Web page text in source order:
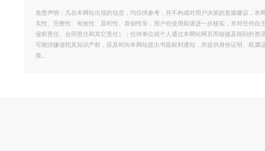
免责声明：凡在本网站出现的信息，均仅供参考，并不构成对用户决策的直接建议，
实性、完整性、有效性、及时性、原创性等，用户在使用前请进一步核实，并对任何
侵权责任、合同责任和其它责任）；任何单位或个人通过本网站网页而链接及得到的
可能涉嫌侵犯其知识产权，应及时向本网站提出书面权利通知，并提供身份证明、权
接。